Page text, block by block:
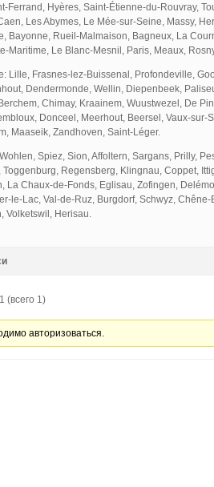
Ferrand, Hyères, Saint-Étienne-du-Rouvray,
Les Abymes, Le Mée-sur-Seine, Massy,
Bayonne, Rueil-Malmaison, Bagneux, La
Maritime, Le Blanc-Mesnil, Paris, Meaux,
Lille, Frasnes-lez-Buissenal, Profondeville,
Dendermonde, Wellin, Diepenbeek,
Chimay, Kraainem, Wuustwezel, De
Donceel, Meerhout, Beersel, Vaux-sur-
Maaseik, Zandhoven, Saint-Léger.
Spiez, Sion, Affoltern, Sargans, Prilly,
Toggenburg, Regensberg, Klingnau, Coppet,
La Chaux-de-Fonds, Eglisau, Zofingen,
le-Lac, Val-de-Ruz, Burgdorf, Schwyz,
Volketswil, Herisau.
(всего 1)
авторизоваться.